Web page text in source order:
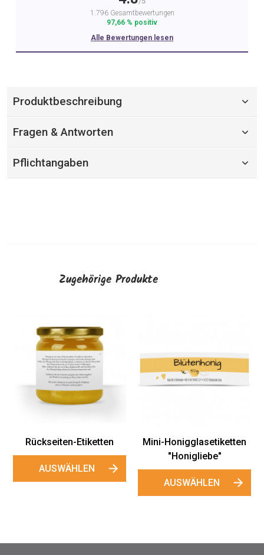
1.796 Gesamtbewertungen
97,66 % positiv
Alle Bewertungen lesen
Produktbeschreibung
Fragen & Antworten
Pflichtangaben
Zugehörige Produkte
Rückseiten-Etiketten
AUSWÄHLEN
Mini-Honigglasetiketten
"Honigliebe"
AUSWÄHLEN